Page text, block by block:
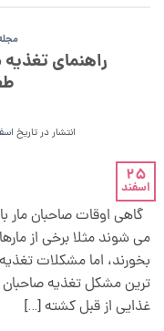
راهنمای
انتشار در تاریخ اسفند
25
اسفند
گاهی اوقات صاحبان مار
می شوند مثلا برخی از
بخورند، اما مشکلات
ترین مشکل تغذیه صاحبان
غذایی از قبل کشته […]